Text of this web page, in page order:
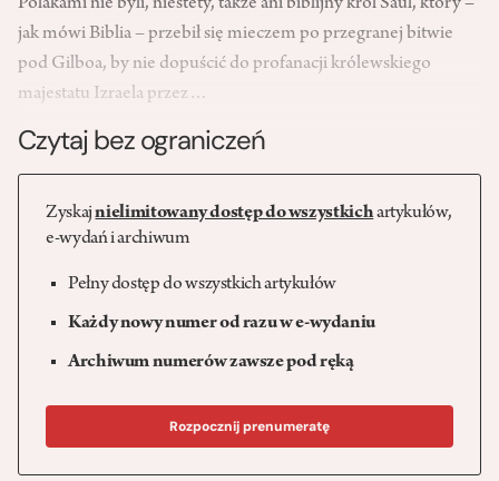
Polakami nie byli, niestety, także ani biblijny król Saul, który –
jak mówi Biblia – przebił się mieczem po przegranej bitwie
pod Gilboa, by nie dopuścić do profanacji królewskiego
majestatu Izraela przez…
Czytaj bez ograniczeń
Zyskajnielimitowany dostęp do wszystkichartykułów,
e-wydań i archiwum
Pełny dostęp do wszystkich artykułów
Każdy nowy numer od razu w e-wydaniu
Archiwum numerów zawsze pod ręką
Rozpocznij prenumeratę